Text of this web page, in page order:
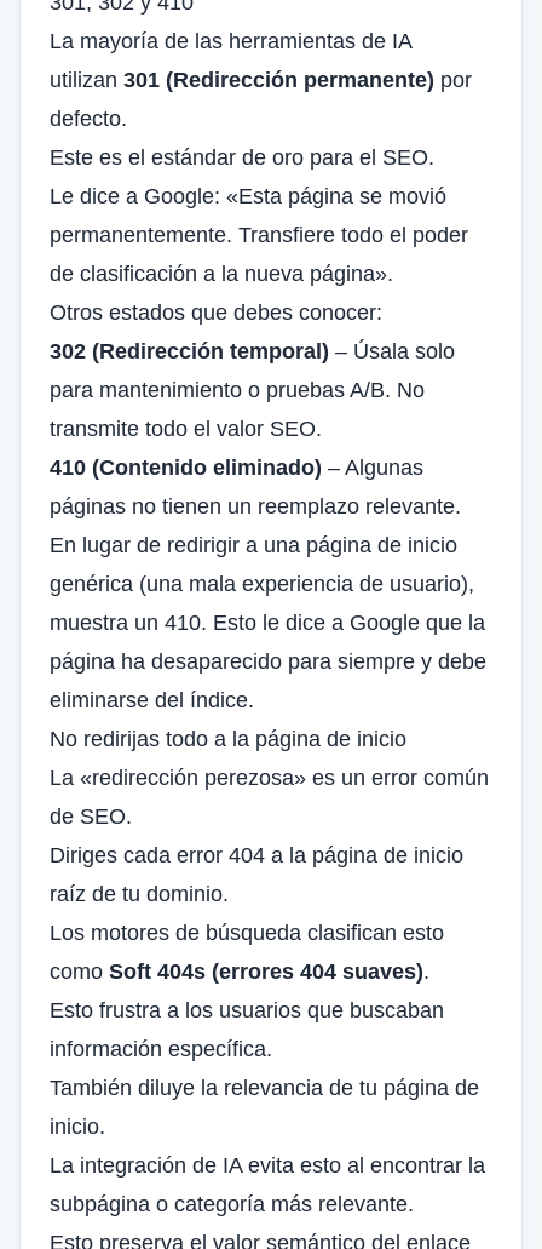
La mayoría de las herramientas de IA
utilizan 301 (Redirección permanente) por
defecto.
Este es el estándar de oro para el SEO.
Le dice a Google: «Esta página se movió
permanentemente. Transfiere todo el poder
de clasificación a la nueva página».
Otros estados que debes conocer:
302 (Redirección temporal) – Úsala solo
para mantenimiento o pruebas A/B. No
transmite todo el valor SEO.
410 (Contenido eliminado) – Algunas
páginas no tienen un reemplazo relevante.
En lugar de redirigir a una página de inicio
genérica (una mala experiencia de usuario),
muestra un 410. Esto le dice a Google que la
página ha desaparecido para siempre y debe
eliminarse del índice.
No redirijas todo a la página de inicio
La «redirección perezosa» es un error común
de SEO.
Diriges cada error 404 a la página de inicio
raíz de tu dominio.
Los motores de búsqueda clasifican esto
como Soft 404s (errores 404 suaves).
Esto frustra a los usuarios que buscaban
información específica.
También diluye la relevancia de tu página de
inicio.
La integración de IA evita esto al encontrar la
subpágina o categoría más relevante.
Esto preserva el valor semántico del enlace